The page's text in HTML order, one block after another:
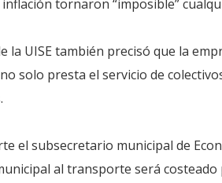
inflación tornaron “imposible”
la UISE también precisó que la
solo presta el servicio de
el subsecretario municipal de
al transporte será